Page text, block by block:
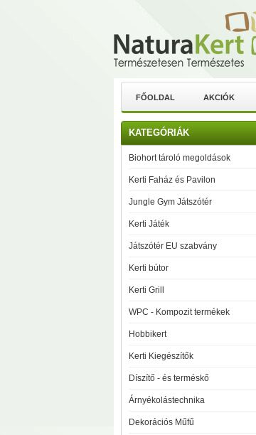
FŐOLDAL AKCIÓK
KATEGÓRIÁK
Biohort tároló megoldások
Kerti Faház és Pavilon
Jungle Gym Játszótér
Kerti Játék
Játszótér EU szabvány
Kerti bútor
Kerti Grill
WPC - Kompozit termékek
Hobbikert
Kerti Kiegészítők
Díszítő - és terméskő
Árnyékolástechnika
Dekorációs Műfű